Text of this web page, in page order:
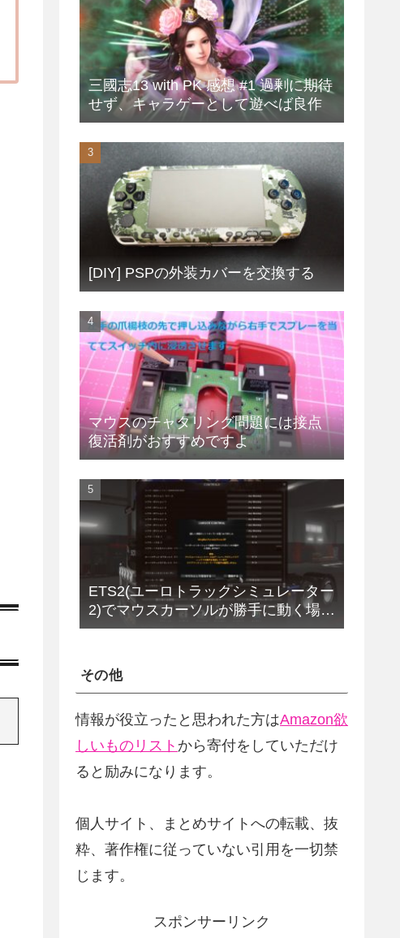
三國志13 with PK 感想 #1 過剰に期待
せず、キャラゲーとして遊べば良作
[DIY] PSPの外装カバーを交換する
マウスのチャタリング問題には接点
復活剤がおすすめですよ
ETS2(ユーロトラックシミュレーター
2)でマウスカーソルが勝手に動く場合
の解決法(改定版)
その他
情報が役立ったと思われた方はAmazon欲
しいものリスト から寄付をしていただけ
ると励みになります。
個人サイト、まとめサイトへの転載、抜
粋、著作権に従っていない引用を一切禁
じます。
スポンサーリンク